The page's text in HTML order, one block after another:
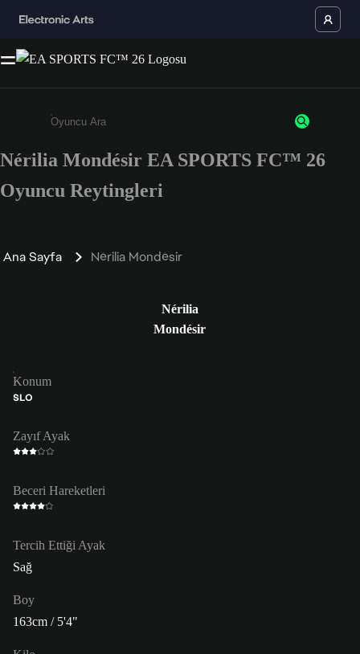
Enter a minimum of 3 characters or numbers
Nérilia Mondésir EA SPORTS FC™ 26
Oyuncu Reytingleri
Ana Sayfa Nérilia Mondésir
Nérilia
Mondésir
Konum
SLO
Zayıf Ayak
Beceri Hareketleri
Tercih Ettiği Ayak
Sağ
Boy
163cm / 5'4"